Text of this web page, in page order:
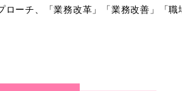
ーチ、「業務改革」「業務改善」「職